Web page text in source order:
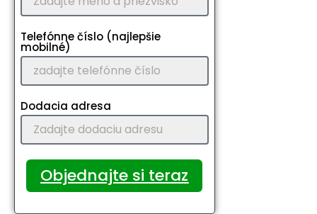
Telefónne číslo (najlepšie
mobilné)
Dodacia adresa
Objednajte si teraz